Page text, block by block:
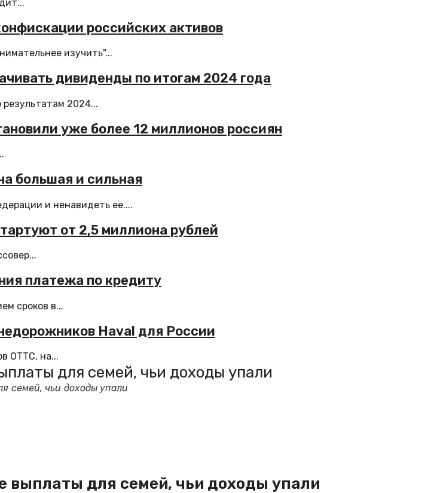
российских активов
изучить"...
дивиденды по итогам 2024 года
2024...
уже более 12 миллионов россиян
большая и сильная
и ненавидеть ее....
от 2,5 миллиона рублей
платежа по кредиту
сроков в...
Haval для России
ОТТС, на...
для семей, чьи доходы упали
семей, чьи доходы упали
выплаты для семей, чьи доходы упали